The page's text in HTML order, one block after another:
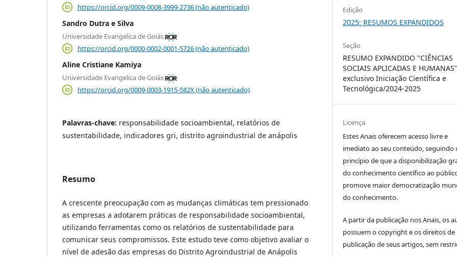
https://orcid.org/0009-0008-3999-2736 (não autenticado)
Sandro Dutra e Silva
Universidade Evangelica de Goiás
https://orcid.org/0000-0002-0001-5726 (não autenticado)
Aline Cristiane Kamiya
Universidade Evangelica de Goiás
https://orcid.org/0009-0003-1915-582X (não autenticado)
Palavras-chave: responsabilidade socioambiental, relatórios de
sustentabilidade, indicadores gri, distrito agroindustrial de anápolis
Resumo
A crescente preocupação com as mudanças climáticas tem pressionado
as empresas a adotarem práticas de responsabilidade socioambiental,
utilizando ferramentas como os relatórios de sustentabilidade para
comunicar seus compromissos. Este estudo teve como objetivo avaliar o
nível de adesão das empresas do Distrito Agroindustrial de Anápolis
Edição
2025: RESUMOS EXPANDIDOS
Seção
RESUMO EXPANDIDO "CIÊNCIAS
SOCIAIS APLICADAS E
exclusivo Iniciação Científica e
Tecnológica/2024-2025
Licença
Estes Anais oferecem acesso livre e
imediato ao seu conteúdo, seguindo
princípio de que a disponibilização
do conhecimento científico ao
promove maior democratização
do conhecimento.
A partir da publicação nos Anais, os
possuem o copyright e os direitos de
publicação de seus artigos, sem